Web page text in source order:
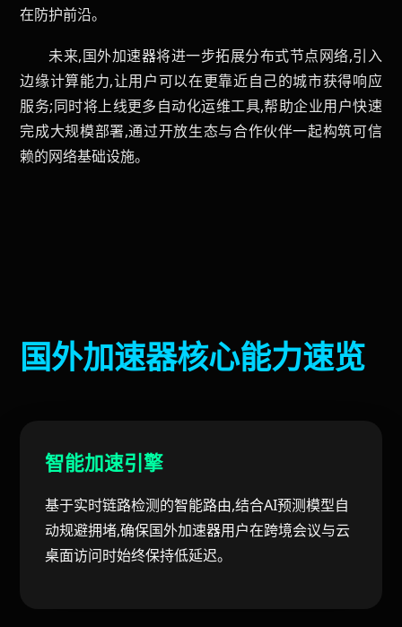
在防护前沿。
未来,国外加速器将进一步拓展分布式节点网络,引入
边缘计算能力,让用户可以在更靠近自己的城市获得响应
服务;同时将上线更多自动化运维工具,帮助企业用户快速
完成大规模部署,通过开放生态与合作伙伴一起构筑可信
赖的网络基础设施。
国外加速器核心能力速览
智能加速引擎
基于实时链路检测的智能路由,结合AI预测模型自
动规避拥堵,确保国外加速器用户在跨境会议与云
桌面访问时始终保持低延迟。